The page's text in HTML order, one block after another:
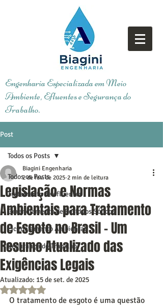
Engenharia Especializada em Meio
Ambiente, Efluentes e Segurança do
Trabalho.
Post
Todos os Posts
Tratamento de efluentes
Gerenciamento de Resíduos Sólidos
Licenciamento Ambiental
Segurança do Trabalho
Todos os Posts
Legislação e Normas
Ambientais para Tratamento
de Esgoto no Brasil – Um
Resumo Atualizado das
Exigências Legais
Biagini Engenharia
2 de fev. de 2025 2 min de leitura
Atualizado: 15 de set. de 2025
Avaliado com NaN de 5 estrelas.
O tratamento de esgoto é uma questão